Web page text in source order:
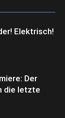
Elektrisch!
Der
die letzte